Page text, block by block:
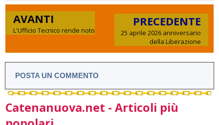
AVANTI
L'Ufficio Tecnico rende noto
PRECEDENTE
25 aprile 2026 anniversario
della Liberazione
POSTA UN COMMENTO
Catenanuova.net - Articoli più